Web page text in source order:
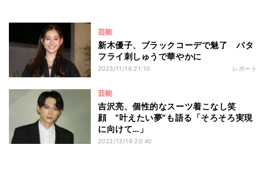
芸能
新木優子、ブラックコーデで魅了 バタ
フライ刺しゅうで華やかに
2023/11/16 21:10 レポート
芸能
吉沢亮、個性的なスーツ着こなし笑
顔 “叶えたい夢”も語る「そろそろ実現
に向けて…」
2022/12/19 20:40